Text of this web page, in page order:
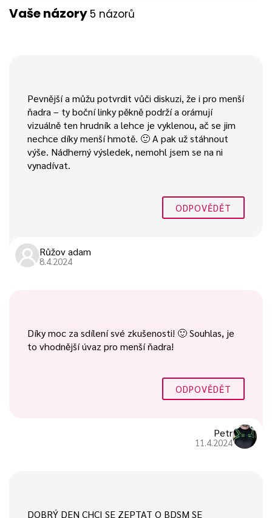
Vaše názory5 názorů
Pevnější a můžu potvrdit vůči diskuzi, že i pro menší
ňadra – ty boční linky pěkně podrží a orámují
vizuálně ten hrudník a lehce je vyklenou, ač se jim
nechce díky menší hmotě. 🙂 A pak už stáhnout
výše. Nádherný výsledek, nemohl jsem se na ni
vynadívat.
ODPOVĚDĚT
Růžov adam
8.4.2024
Díky moc za sdílení své zkušenosti! 🙂 Souhlas, je
to vhodnější úvaz pro menší ňadra!
ODPOVĚDĚT
Petr
11.4.2024
DOBRÝ DEN CHCI SE ZEPTAT O BDSM SE